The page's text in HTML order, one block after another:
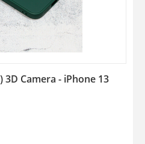
Camera - iPhone 13